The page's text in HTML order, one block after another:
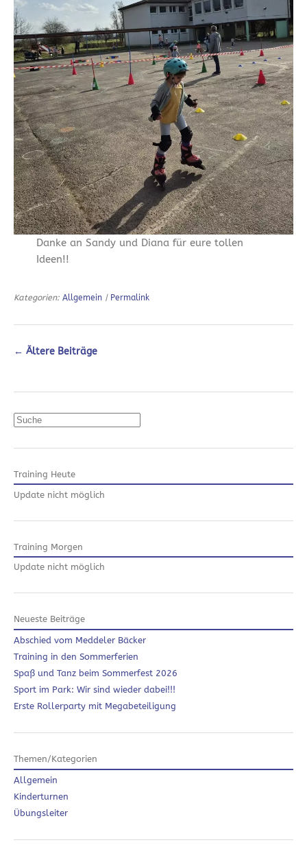
Danke an Sandy und Diana für eure tollen
Ideen!!
Kategorien: Allgemein | Permalink
← Ältere Beiträge
Suchen
Training Heute
Update nicht möglich
Training Morgen
Update nicht möglich
Neueste Beiträge
Abschied vom Meddeler Bäcker
Training in den Sommerferien
Spaß und Tanz beim Sommerfest 2026
Sport im Park: Wir sind wieder dabei!!!
Erste Rollerparty mit Megabeteiligung
Themen/Kategorien
Allgemein
Kinderturnen
Übungsleiter